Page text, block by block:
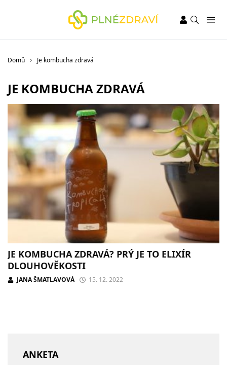
Domů Je kombucha zdravá
JE KOMBUCHA ZDRAVÁ
JE KOMBUCHA ZDRAVÁ? PRÝ JE TO ELIXÍR
DLOUHOVĚKOSTI
JANA ŠMATLAVOVÁ 15. 12. 2022
ANKETA